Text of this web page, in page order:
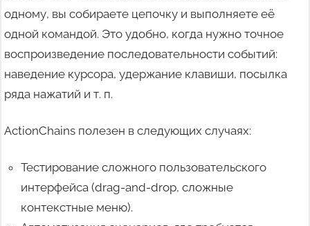
одному, вы собираете цепочку и выполняете её
одной командой. Это удобно, когда нужно точное
воспроизведение последовательности событий:
наведение курсора, удержание клавиши, посылка
ряда нажатий и т. п.
ActionChains полезен в следующих случаях:
Тестирование сложного пользовательского
интерфейса (drag-and-drop, сложные
контекстные меню).